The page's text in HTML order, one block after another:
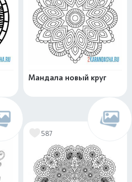
Мандала новый круг
587